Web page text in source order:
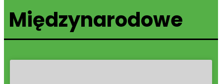
Międzynarodowe